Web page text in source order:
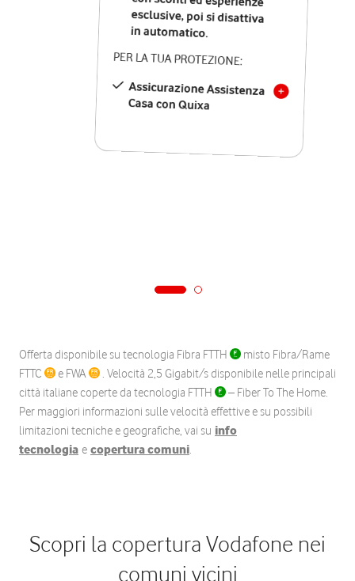
in automatico.
PER LA TUA PROTEZIONE:
Assicurazione Assistenza
Casa con Quixa
Offerta disponibile su tecnologia Fibra FTTH
misto Fibra/Rame
FTTC
e FWA
. Velocità 2,5 Gigabit/s disponibile nelle principali
città italiane coperte da tecnologia FTTH
– Fiber To The Home.
Per maggiori informazioni sulle velocità effettive e su possibili
limitazioni tecniche e geografiche, vai su info
tecnologia e copertura comuni.
Scopri la copertura Vodafone nei
comuni vicini